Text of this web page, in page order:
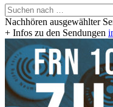
Suchen
nach …
Nachhören ausgewählter
+ Infos zu den Sendungen